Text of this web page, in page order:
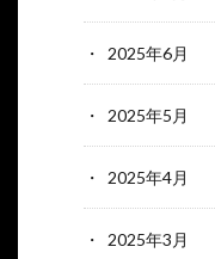
2025年6月
2025年5月
2025年4月
2025年3月